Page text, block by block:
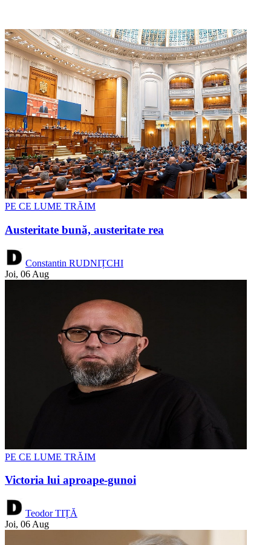
PE CE LUME TRĂIM
Austeritate bună, austeritate rea
Constantin RUDNIȚCHI
Joi, 06 Aug
PE CE LUME TRĂIM
Victoria lui aproape-gunoi
Teodor TIȚĂ
Joi, 06 Aug